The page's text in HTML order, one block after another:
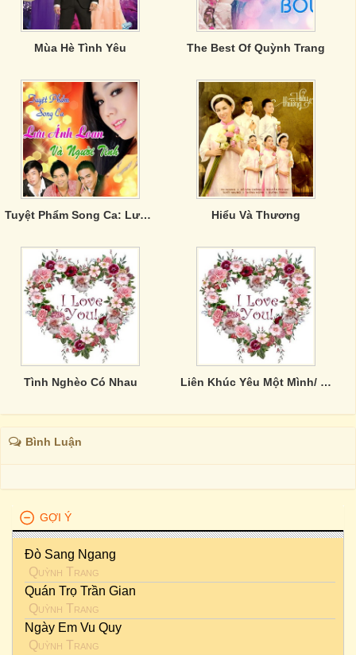
Mùa Hè Tình Yêu The Best Of Quỳnh Trang
Tuyệt Phẩm Song Ca: Lưu Ánh Loan Và Người Tình Hiểu Và Thương
Tình Nghèo Có Nhau Liên Khúc Yêu Một Mình/ Giọt Lệ Đài Trang
Bình Luận
GỢI Ý
Đò Sang Ngang
Quỳnh Trang
Quán Trọ Trần Gian
Quỳnh Trang
Ngày Em Vu Quy
Quỳnh Trang